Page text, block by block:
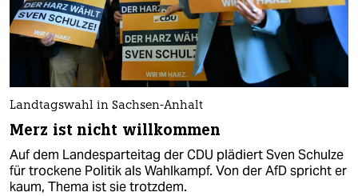
Landtagswahl in Sachsen-Anhalt
Merz ist nicht willkommen
Auf dem Landesparteitag der CDU plädiert Sven Schulze
für trockene Politik als Wahlkampf. Von der AfD spricht er
kaum, Thema ist sie trotzdem.